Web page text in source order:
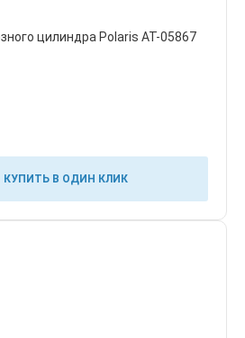
цилиндра Polaris AT-05867
КУПИТЬ В ОДИН КЛИК